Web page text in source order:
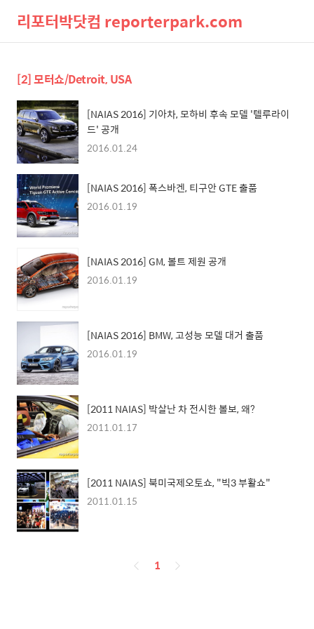
리포터박닷컴 reporterpark.com
[2] 모터쇼/Detroit, USA
[NAIAS 2016] 기아차, 모하비 후속 모델 '텔루라이
드' 공개
2016.01.24
[NAIAS 2016] 폭스바겐, 티구안 GTE 출품
2016.01.19
[NAIAS 2016] GM, 볼트 제원 공개
2016.01.19
[NAIAS 2016] BMW, 고성능 모델 대거 출품
2016.01.19
[2011 NAIAS] 박살난 차 전시한 볼보, 왜?
2011.01.17
[2011 NAIAS] 북미국제오토쇼, "빅3 부활쇼"
2011.01.15
페
1